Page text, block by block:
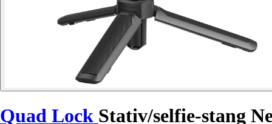
Quad Lock Stativ/selfie-stang